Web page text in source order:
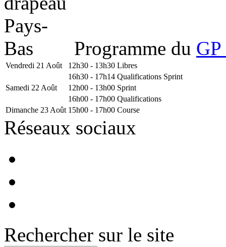
Programme du
Vendredi 21 Août 12h30 - 13h30 Libres
16h30 - 17h14 Qualifications Sprint
Samedi 22 Août
12h00 - 13h00 Sprint
16h00 - 17h00 Qualifications
Dimanche 23 Août 15h00 - 17h00 Course
Réseaux sociaux
Rechercher sur le site